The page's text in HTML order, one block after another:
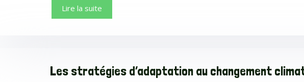
Lire la suite
Les stratégies d’adaptation au changement